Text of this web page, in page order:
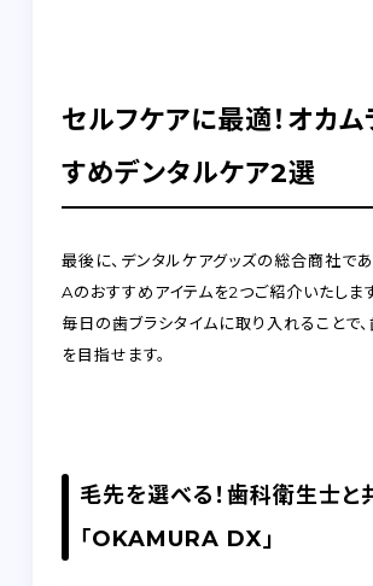
セルフケアに最適！オカ
すめデンタルケア2選
最後に、デンタルケアグッズの総合商社で
Aのおすすめアイテムを2つご紹介いたします
毎日の歯ブラシタイムに取り入れることで
を目指せます。
毛先を選べる！歯科衛生士と
「OKAMURA DX」